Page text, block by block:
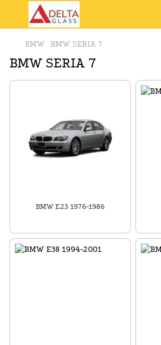
BMW BMW SERIA 7
BMW SERIA 7
BMW E23 1976-1986